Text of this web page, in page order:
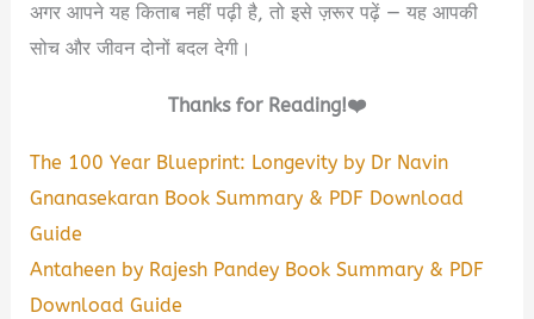
अगर आपने यह किताब नहीं पढ़ी है, तो इसे ज़रूर पढ़ें — यह आपकी
सोच और जीवन दोनों बदल देगी।
Thanks for Reading!❤️
The 100 Year Blueprint: Longevity by Dr Navin
Gnanasekaran Book Summary & PDF Download
Guide
Antaheen by Rajesh Pandey Book Summary & PDF
Download Guide